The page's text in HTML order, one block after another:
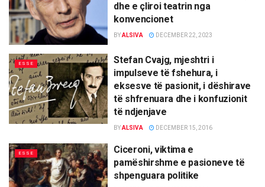
dhe e çliroi teatrin nga
konvencionet
BYALSIVA DECEMBER 22, 2023
ESSE
Stefan Cvajg, mjeshtri i
impulseve të fshehura, i
eksesve të pasionit, i dëshirave
të shfrenuara dhe i konfuzionit
të ndjenjave
BYALSIVA DECEMBER 15, 2016
ESSE
Ciceroni, viktima e
pamëshirshme e pasioneve të
shpenguara politike